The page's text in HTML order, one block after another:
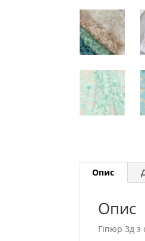
Опис
Опис
Гіпюр 3д з